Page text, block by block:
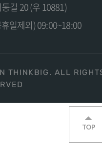
길 20 (우 10881)
일제외) 09:00~18:00
THINKBIG. ALL
TOP